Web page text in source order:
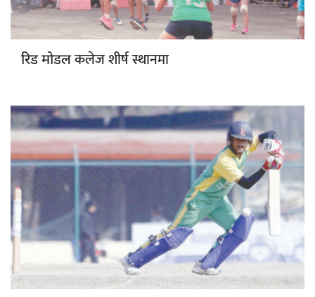
रिड मोडलकलेज शीर्ष स्थानमा